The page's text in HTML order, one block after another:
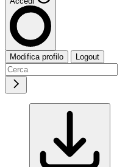
Modifica profilo Logout